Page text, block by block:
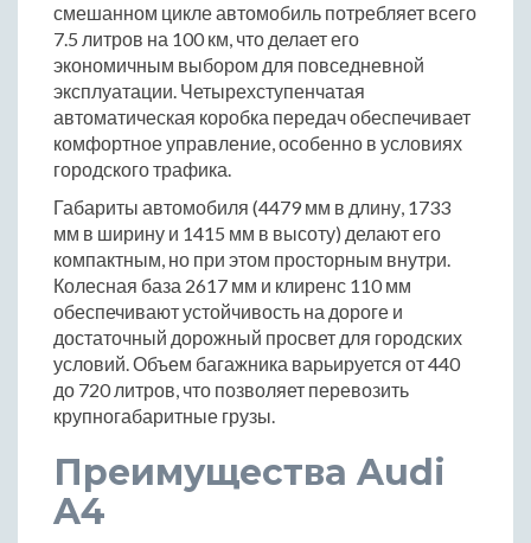
смешанном цикле автомобиль потребляет всего
7.5 литров на 100 км, что делает его
экономичным выбором для повседневной
эксплуатации. Четырехступенчатая
автоматическая коробка передач обеспечивает
комфортное управление, особенно в условиях
городского трафика.
Габариты автомобиля (4479 мм в длину, 1733
мм в ширину и 1415 мм в высоту) делают его
компактным, но при этом просторным внутри.
Колесная база 2617 мм и клиренс 110 мм
обеспечивают устойчивость на дороге и
достаточный дорожный просвет для городских
условий. Объем багажника варьируется от 440
до 720 литров, что позволяет перевозить
крупногабаритные грузы.
Преимущества Audi
A4